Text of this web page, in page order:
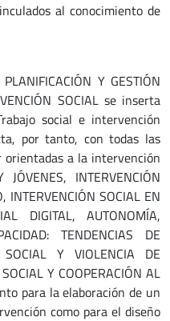
al conocimiento de
Y GESTIÓN
SOCIAL se inserta
social e intervención
por tanto, con todas las
a la intervención
JÓVENES, INTERVENCIÓN
INTERVENCIÓN SOCIAL EN
DIGITAL, AUTONOMÍA,
TENDENCIAS DE
SOCIAL Y VIOLENCIA DE
Y COOPERACIÓN AL
para la elaboración de un
como para el diseño